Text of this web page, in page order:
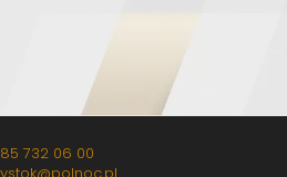
85 732 06 00